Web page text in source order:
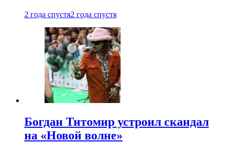
2 года спустя2 года спустя
Богдан Титомир устроил скандал
на «Новой волне»